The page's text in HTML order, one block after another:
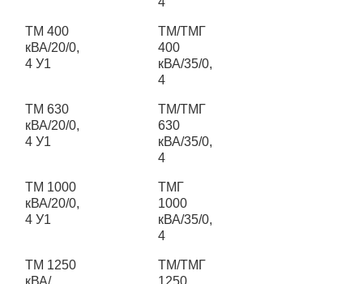
ТМ 400
кВА/20/0,
4 У1
ТМ/ТМГ
400
кВА/35/0,
4
ТМ 630
кВА/20/0,
4 У1
ТМ/ТМГ
630
кВА/35/0,
4
ТМ 1000
кВА/20/0,
4 У1
ТМГ
1000
кВА/35/0,
4
ТМ 1250
кВА/
ТМ/ТМГ
1250